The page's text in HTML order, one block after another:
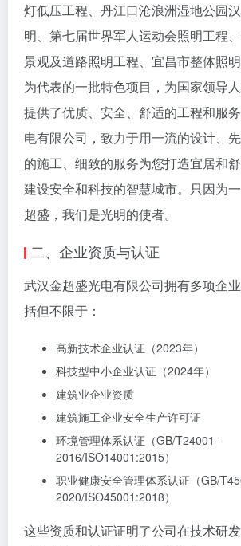
灯低压工程、丹江口沧浪洲湿地公园
明、第七届世界军人运动会照明工程
景观及道路照明工程、宜昌市整体照
为代表的一批特色项目，为国家领导
提供了优质、安全、舒适的工程和服
电有限公司，致力于用一流的设计、
的施工、细致的服务为您打造宜居和
建设安全和科技的智慧城市。只因为
超盛，我们是光明的使者。
二、企业资质与认证
武汉金超盛光电有限公司拥有多项企
括但不限于：
高新技术企业认证（2023年）
科技型中小企业认证（2024年）
建筑业企业资质
建筑施工企业安全生产许可证
环境管理体系认证（GB/T24001-
2016/ISO14001:2015）
职业健康安全管理体系认证（GB/
2020/ISO45001:2018）
这些资质和认证证明了公司在技术研